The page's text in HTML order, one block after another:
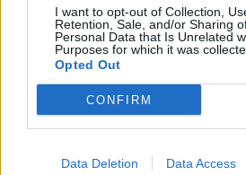
I want to opt-out of Collection,
Retention, Sale, and/or Sharing
Personal Data that Is Unrelated
Purposes for which it was
Opted Out
CONFIRM
Data Deletion Data Access